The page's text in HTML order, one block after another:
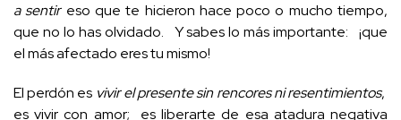
a sentireso que te hicieron hace poco o mucho tiempo,
que no lo has olvidado. Y sabes lo más importante: ¡que
el más afectado eres tu mismo!
El perdón es vivir el presente sin rencores ni resentimientos,
es vivir con amor; es liberarte de esa atadura negativa